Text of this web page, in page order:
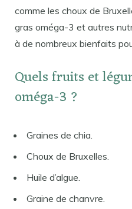
comme les choux de
gras oméga-3 et autres
à de nombreux bienfaits
Quels fruits et
oméga-3 ?
Graines de chia.
Choux de Bruxelles.
Huile d’algue.
Graine de chanvre.